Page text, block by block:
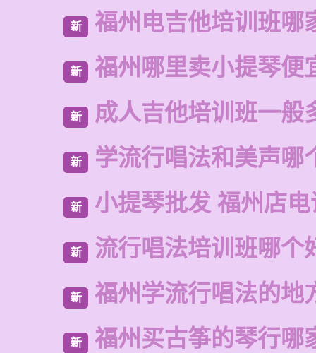
新 福州电吉他培训班哪
新 福州哪里卖小提琴便
新 成人吉他培训班一般
新 学流行唱法和美声哪
新 小提琴批发 福州店
新 流行唱法培训班哪个
新 福州学流行唱法的地
新 福州买古筝的琴行哪